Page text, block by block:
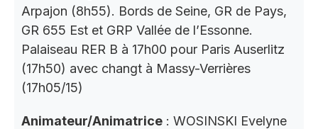
Arpajon (8h55). Bords de Seine, GR de Pays,
GR 655 Est et GRP Vallée de l’Essonne.
Palaiseau RER B à 17h00 pour Paris Auserlitz
(17h50) avec changt à Massy-Verrières
(17h05/15)
Animateur/Animatrice : WOSINSKI Evelyne